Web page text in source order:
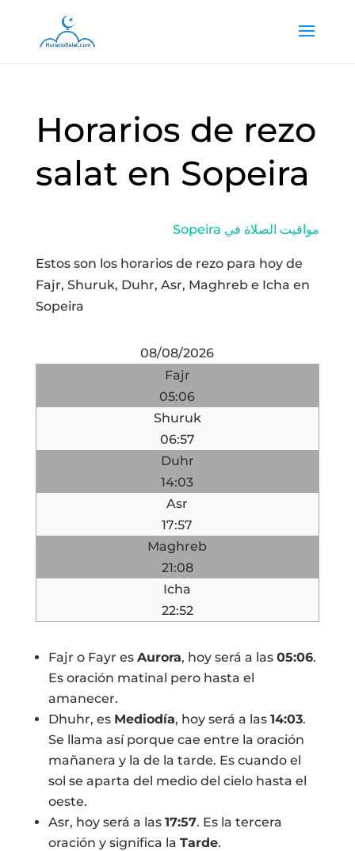
Horarios de rezo
salat en Sopeira
Sopeira مواقيت الصلاة في
Estos son los horarios de rezo para hoy de
Fajr, Shuruk, Duhr, Asr, Maghreb e Icha en
Sopeira
08/08/2026
Fajr
05:06
Shuruk
06:57
Duhr
14:03
Asr
17:57
Maghreb
21:08
Icha
22:52
Fajr o Fayr es Aurora, hoy será a las 05:06.
Es oración matinal pero hasta el
amanecer.
Dhuhr, es Mediodía, hoy será a las 14:03.
Se llama así porque cae entre la oración
mañanera y la de la tarde. Es cuando el
sol se aparta del medio del cielo hasta el
oeste.
Asr, hoy será a las 17:57. Es la tercera
oración y significa la Tarde.